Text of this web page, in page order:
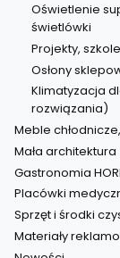
Oświetlenie
świetlówki
Projekty,
Osłony
Klimatyzacja
rozwiązania)
Meble
Mała architektura
Gastronomia
Placówki
Sprzęt i środki
Materiały